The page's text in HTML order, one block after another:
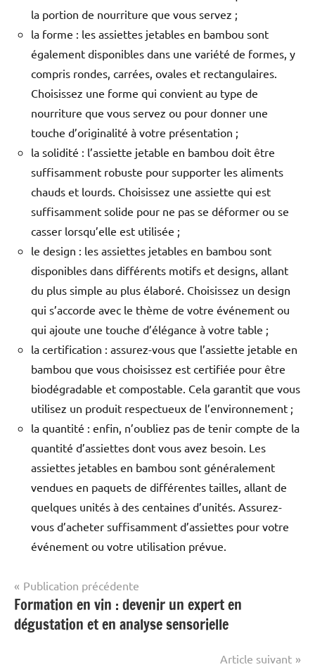
la portion de nourriture que vous servez ;
la forme : les assiettes jetables en bambou sont
également disponibles dans une variété de formes, y
compris rondes, carrées, ovales et rectangulaires.
Choisissez une forme qui convient au type de
nourriture que vous servez ou pour donner une
touche d’originalité à votre présentation ;
la solidité : l’assiette jetable en bambou doit être
suffisamment robuste pour supporter les aliments
chauds et lourds. Choisissez une assiette qui est
suffisamment solide pour ne pas se déformer ou se
casser lorsqu’elle est utilisée ;
le design : les assiettes jetables en bambou sont
disponibles dans différents motifs et designs, allant
du plus simple au plus élaboré. Choisissez un design
qui s’accorde avec le thème de votre événement ou
qui ajoute une touche d’élégance à votre table ;
la certification : assurez-vous que l’assiette jetable en
bambou que vous choisissez est certifiée pour être
biodégradable et compostable. Cela garantit que vous
utilisez un produit respectueux de l’environnement ;
la quantité : enfin, n’oubliez pas de tenir compte de la
quantité d’assiettes dont vous avez besoin. Les
assiettes jetables en bambou sont généralement
vendues en paquets de différentes tailles, allant de
quelques unités à des centaines d’unités. Assurez-
vous d’acheter suffisamment d’assiettes pour votre
événement ou votre utilisation prévue.
Entreprise
Navigation
de
l’article
Publication précédente
Formation en vin : devenir un expert en
dégustation et en analyse sensorielle
Article suivant